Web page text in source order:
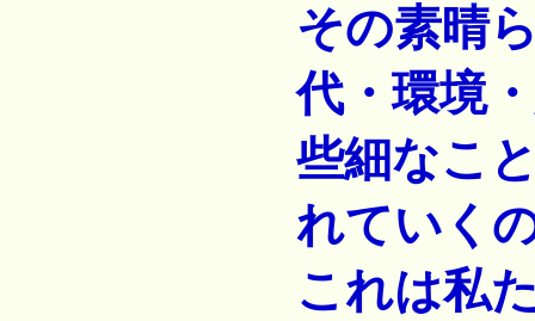
その素晴
代・環境
些細なこ
れていく
これは私